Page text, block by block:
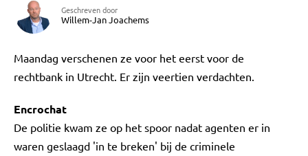
Geschreven door
Willem-Jan Joachems
Maandag verschenen ze voor het eerst voor de
rechtbank in Utrecht. Er zijn veertien verdachten.
Encrochat
De politie kwam ze op het spoor nadat agenten er in
waren geslaagd 'in te breken' bij de criminele